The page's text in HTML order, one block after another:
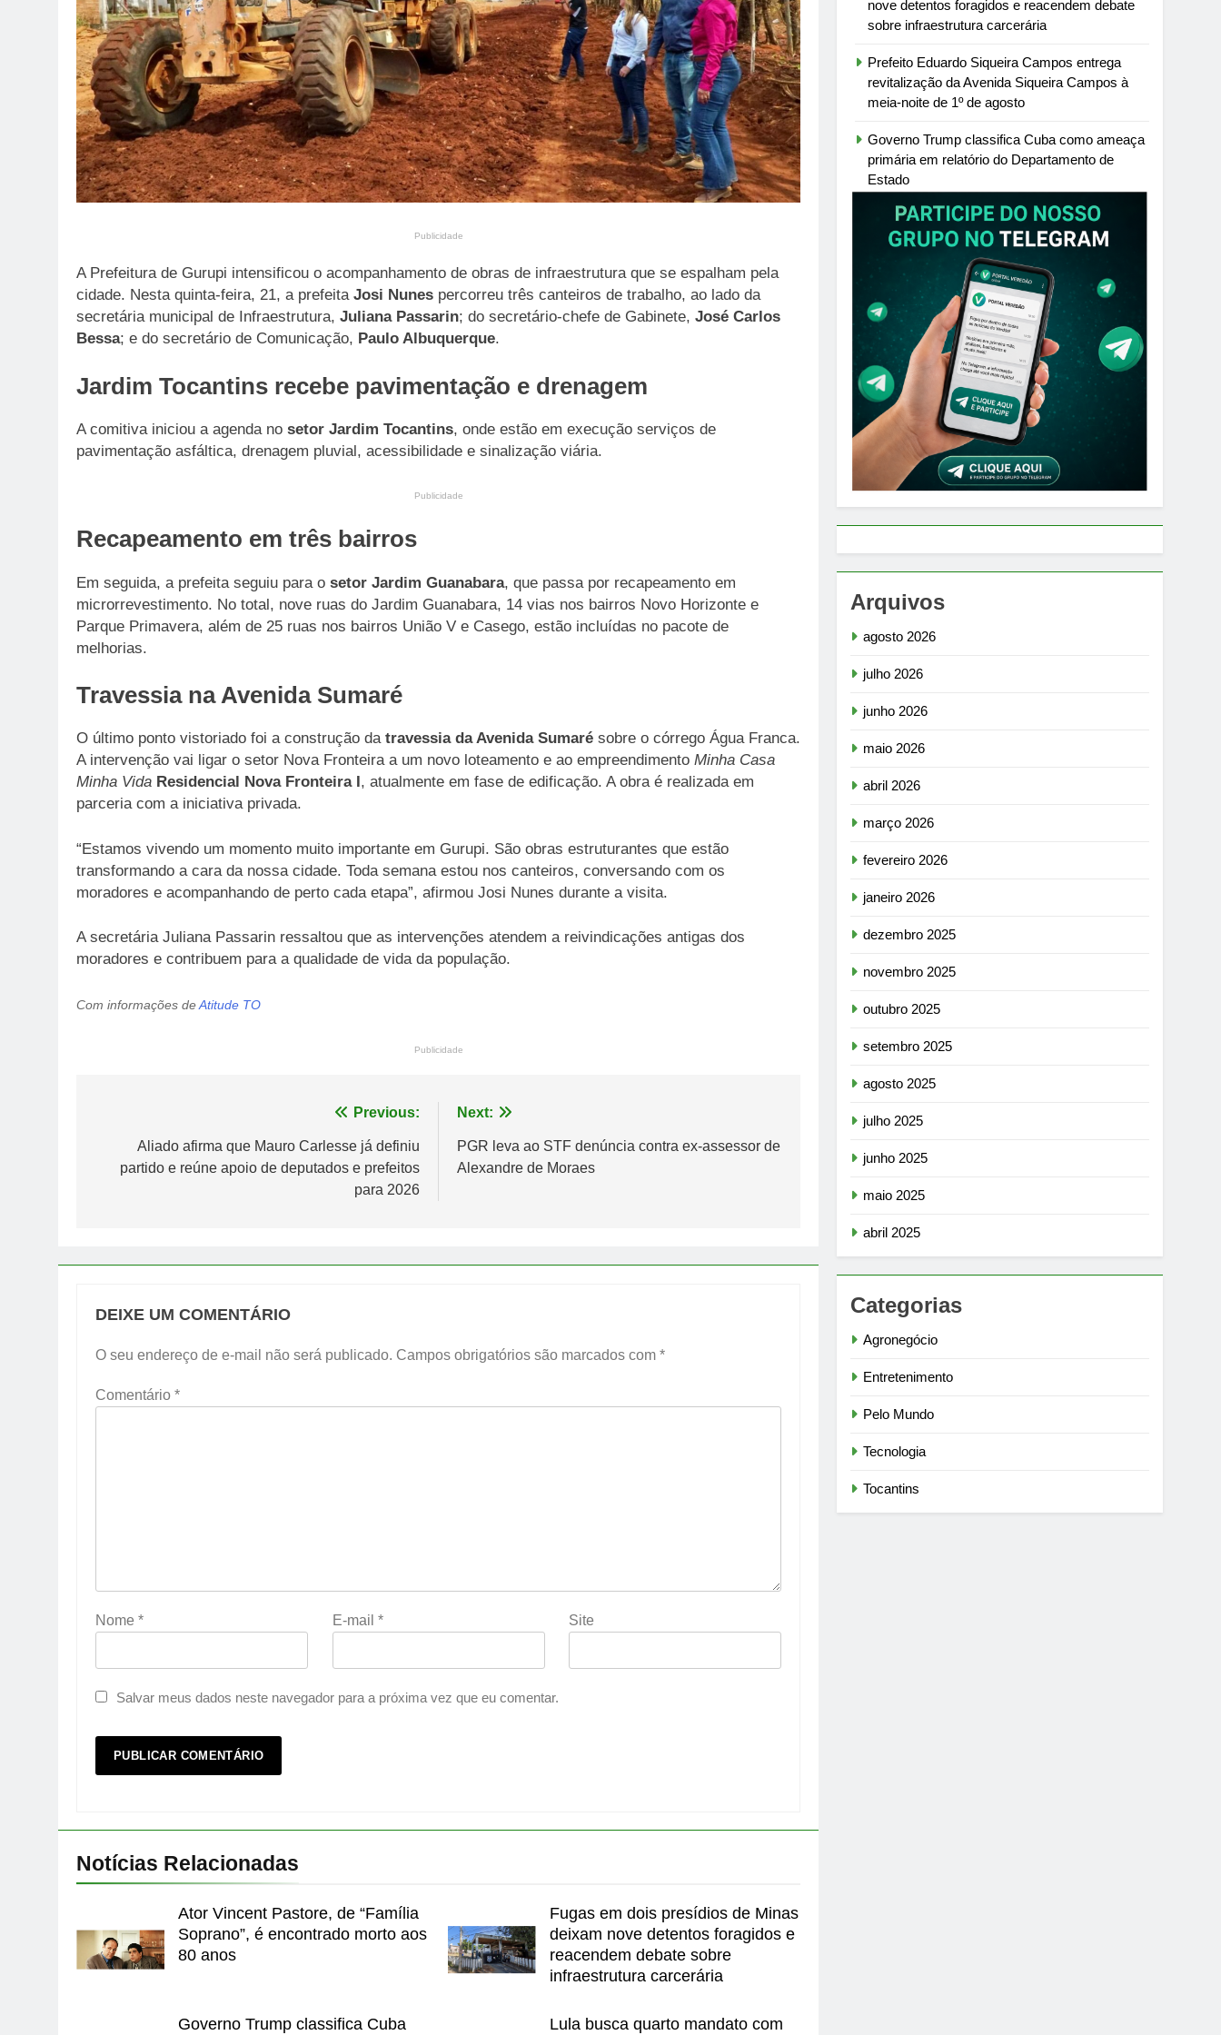
Publicidade
A Prefeitura de Gurupi intensificou o acompanhamento de obras de infraestrutura que se espalham pela
cidade. Nesta quinta-feira, 21, a prefeita Josi Nunes percorreu três canteiros de trabalho, ao lado da
secretária municipal de Infraestrutura, Juliana Passarin; do secretário-chefe de Gabinete, José Carlos
Bessa; e do secretário de Comunicação, Paulo Albuquerque.
Jardim Tocantins recebe pavimentação e drenagem
A comitiva iniciou a agenda no setor Jardim Tocantins, onde estão em execução serviços de
pavimentação asfáltica, drenagem pluvial, acessibilidade e sinalização viária.
Publicidade
Recapeamento em três bairros
Em seguida, a prefeita seguiu para o setor Jardim Guanabara, que passa por recapeamento em
microrrevestimento. No total, nove ruas do Jardim Guanabara, 14 vias nos bairros Novo Horizonte e
Parque Primavera, além de 25 ruas nos bairros União V e Casego, estão incluídas no pacote de
melhorias.
Travessia na Avenida Sumaré
O último ponto vistoriado foi a construção da travessia da Avenida Sumaré sobre o córrego Água Franca.
A intervenção vai ligar o setor Nova Fronteira a um novo loteamento e ao empreendimento Minha Casa
Minha Vida Residencial Nova Fronteira I , atualmente em fase de edificação. A obra é realizada em
parceria com a iniciativa privada.
“Estamos vivendo um momento muito importante em Gurupi. São obras estruturantes que estão
transformando a cara da nossa cidade. Toda semana estou nos canteiros, conversando com os
moradores e acompanhando de perto cada etapa”, afirmou Josi Nunes durante a visita.
A secretária Juliana Passarin ressaltou que as intervenções atendem a reivindicações antigas dos
moradores e contribuem para a qualidade de vida da população.
Com informações de Atitude TO
Publicidade
Post
Previous:
Aliado afirma que Mauro Carlesse já definiu
partido e reúne apoio de deputados e prefeitos
para 2026
Next:
PGR leva ao STF denúncia contra ex-assessor de
Alexandre de Moraes
DEIXE UM COMENTÁRIO
O seu endereço de e-mail não será publicado. Campos obrigatórios são marcados com *
Comentário *
Nome * E-mail * Site
Salvar meus dados neste navegador para a próxima vez que eu comentar.
Notícias Relacionadas
Ator Vincent Pastore, de “Família
Soprano”, é encontrado morto aos
80 anos
Fugas em dois presídios de Minas
deixam nove detentos foragidos e
reacendem debate sobre
infraestrutura carcerária
Governo Trump classifica Cuba Lula busca quarto mandato com
nove detentos foragidos e reacendem debate
sobre infraestrutura carcerária
Prefeito Eduardo Siqueira Campos entrega
revitalização da Avenida Siqueira Campos à
meia-noite de 1º de agosto
Governo Trump classifica Cuba como ameaça
primária em relatório do Departamento de
Estado
Arquivos
agosto 2026
julho 2026
junho 2026
maio 2026
abril 2026
março 2026
fevereiro 2026
janeiro 2026
dezembro 2025
novembro 2025
outubro 2025
setembro 2025
agosto 2025
julho 2025
junho 2025
maio 2025
abril 2025
Categorias
Agronegócio
Entretenimento
Pelo Mundo
Tecnologia
Tocantins